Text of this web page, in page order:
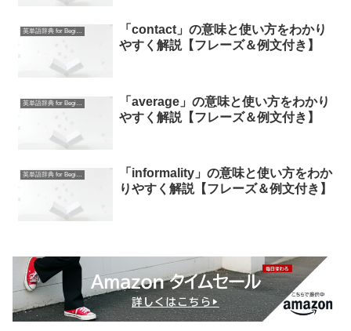
英単語辞典 for Beginners
「contact」の意味と使い方をわかり
やすく解説【フレーズ＆例文付き】
英単語辞典 for Beginners
「average」の意味と使い方をわかり
やすく解説【フレーズ＆例文付き】
英単語辞典 for Beginners
「informality」の意味と使い方をわか
りやすく解説【フレーズ＆例文付き】